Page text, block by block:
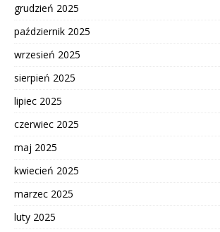
grudzień 2025
październik 2025
wrzesień 2025
sierpień 2025
lipiec 2025
czerwiec 2025
maj 2025
kwiecień 2025
marzec 2025
luty 2025